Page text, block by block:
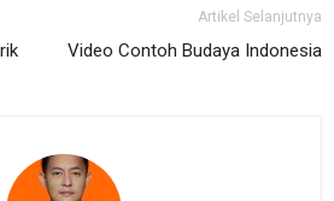
Artikel Selanjutnya
Video Contoh Budaya Indonesia